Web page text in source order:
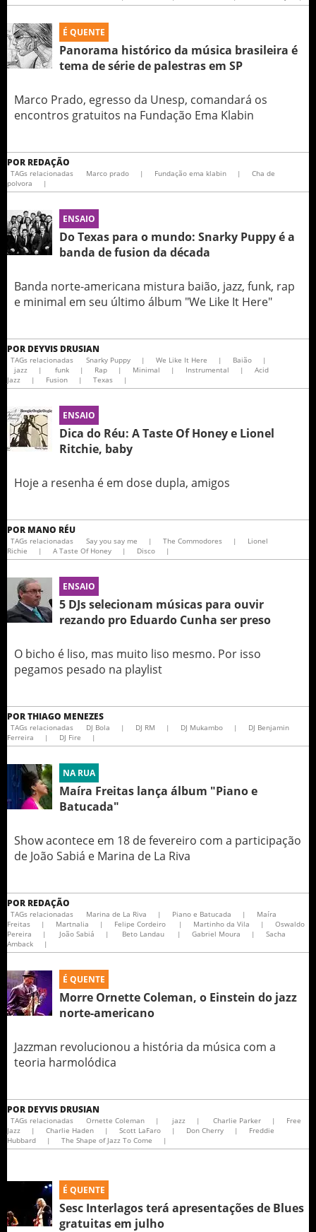
É QUENTE
Panorama histórico da música brasileira é
tema de série de palestras em SP
Marco Prado, egresso da Unesp, comandará os
encontros gratuitos na Fundação Ema Klabin
POR REDAÇÃO
TAGs relacionadas Marco prado | Fundação ema klabin |
Cha de
polvora
|
ENSAIO
Do Texas para o mundo: Snarky Puppy é a
banda de fusion da década
Banda norte-americana mistura baião, jazz, funk, rap
e minimal em seu último álbum "We Like It Here"
POR DEYVIS DRUSIAN
TAGs relacionadas Snarky Puppy | We Like It Here | Baião
|
jazz
| funk | Rap | Minimal | Instrumental |
Acid
Jazz
| Fusion | Texas |
ENSAIO
Dica do Réu: A Taste Of Honey e Lionel
Ritchie, baby
Hoje a resenha é em dose dupla, amigos
POR MANO RÉU
TAGs relacionadas Say you say me | The Commodores |
Lionel
Richie
| A Taste Of Honey | Disco |
ENSAIO
5 DJs selecionam músicas para ouvir
rezando pro Eduardo Cunha ser preso
O bicho é liso, mas muito liso mesmo. Por isso
pegamos pesado na playlist
PORTHIAGO MENEZES
TAGs relacionadas DJ Bola | DJ RM | DJ Mukambo |
DJ Benjamin
| DJ Fire |
NA RUA
Maíra Freitas lança álbum "Piano e
Batucada"
Show acontece em 18 de fevereiro com a participação
de João Sabiá e Marina de La Riva
POR REDAÇÃO
TAGs relacionadas Marina de La Riva | Piano e Batucada |
Maíra
Freitas
| Martnalia | Felipe Cordeiro | Martinho da Vila |
Oswaldo
Pereira
| João Sabiá | Beto Landau | Gabriel Moura |
Sacha
Amback
|
É QUENTE
Morre Ornette Coleman, o Einstein do jazz
norte-americano
Jazzman revolucionou a história da música com a
teoria harmolódica
POR DEYVIS DRUSIAN
TAGs relacionadas Ornette Coleman | jazz | Charlie Parker |
Free
Jazz
| Charlie Haden | Scott LaFaro | Don Cherry |
Freddie
Hubbard
| The Shape of Jazz To Come |
É QUENTE
Sesc Interlagos terá apresentações de Blues
gratuitas em julho